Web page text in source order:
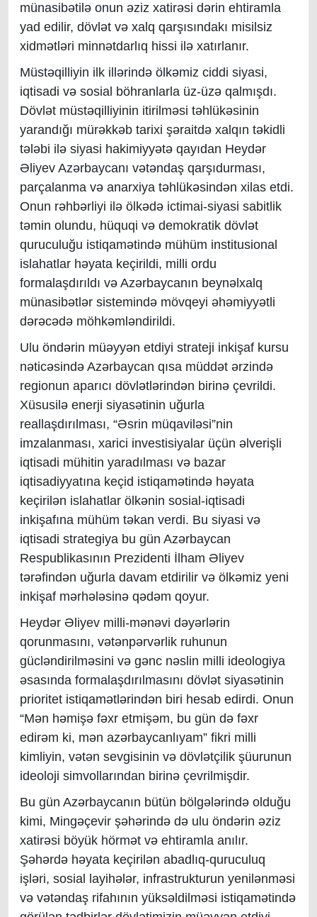
münasibətilə onun əziz xatirəsi dərin ehtiramla
yad edilir, dövlət və xalq qarşısındakı misilsiz
xidmətləri minnətdarlıq hissi ilə xatırlanır.
Müstəqilliyin ilk illərində ölkəmiz ciddi siyasi,
iqtisadi və sosial böhranlarla üz-üzə qalmışdı.
Dövlət müstəqilliyinin itirilməsi təhlükəsinin
yarandığı mürəkkəb tarixi şəraitdə xalqın təkidli
tələbi ilə siyasi hakimiyyətə qayıdan Heydər
Əliyev Azərbaycanı vətəndaş qarşıdurması,
parçalanma və anarxiya təhlükəsindən xilas etdi.
Onun rəhbərliyi ilə ölkədə ictimai-siyasi sabitlik
təmin olundu, hüquqi və demokratik dövlət
quruculuğu istiqamətində mühüm institusional
islahatlar həyata keçirildi, milli ordu
formalaşdırıldı və Azərbaycanın beynəlxalq
münasibətlər sistemində mövqeyi əhəmiyyətli
dərəcədə möhkəmləndirildi.
Ulu öndərin müəyyən etdiyi strateji inkişaf kursu
nəticəsində Azərbaycan qısa müddət ərzində
regionun aparıcı dövlətlərindən birinə çevrildi.
Xüsusilə enerji siyasətinin uğurla
reallaşdırılması, “Əsrin müqaviləsi”nin
imzalanması, xarici investisiyalar üçün əlverişli
iqtisadi mühitin yaradılması və bazar
iqtisadiyyatına keçid istiqamətində həyata
keçirilən islahatlar ölkənin sosial-iqtisadi
inkişafına mühüm təkan verdi. Bu siyasi və
iqtisadi strategiya bu gün Azərbaycan
Respublikasının Prezidenti İlham Əliyev
tərəfindən uğurla davam etdirilir və ölkəmiz yeni
inkişaf mərhələsinə qədəm qoyur.
Heydər Əliyev milli-mənəvi dəyərlərin
qorunmasını, vətənpərvərlik ruhunun
gücləndirilməsini və gənc nəslin milli ideologiya
əsasında formalaşdırılmasını dövlət siyasətinin
prioritet istiqamətlərindən biri hesab edirdi. Onun
“Mən həmişə fəxr etmişəm, bu gün də fəxr
edirəm ki, mən azərbaycanlıyam” fikri milli
kimliyin, vətən sevgisinin və dövlətçilik şüurunun
ideoloji simvollarından birinə çevrilmişdir.
Bu gün Azərbaycanın bütün bölgələrində olduğu
kimi, Mingəçevir şəhərində də ulu öndərin əziz
xatirəsi böyük hörmət və ehtiramla anılır.
Şəhərdə həyata keçirilən abadlıq-quruculuq
işləri, sosial layihələr, infrastrukturun yenilənməsi
və vətəndaş rifahının yüksəldilməsi istiqamətində